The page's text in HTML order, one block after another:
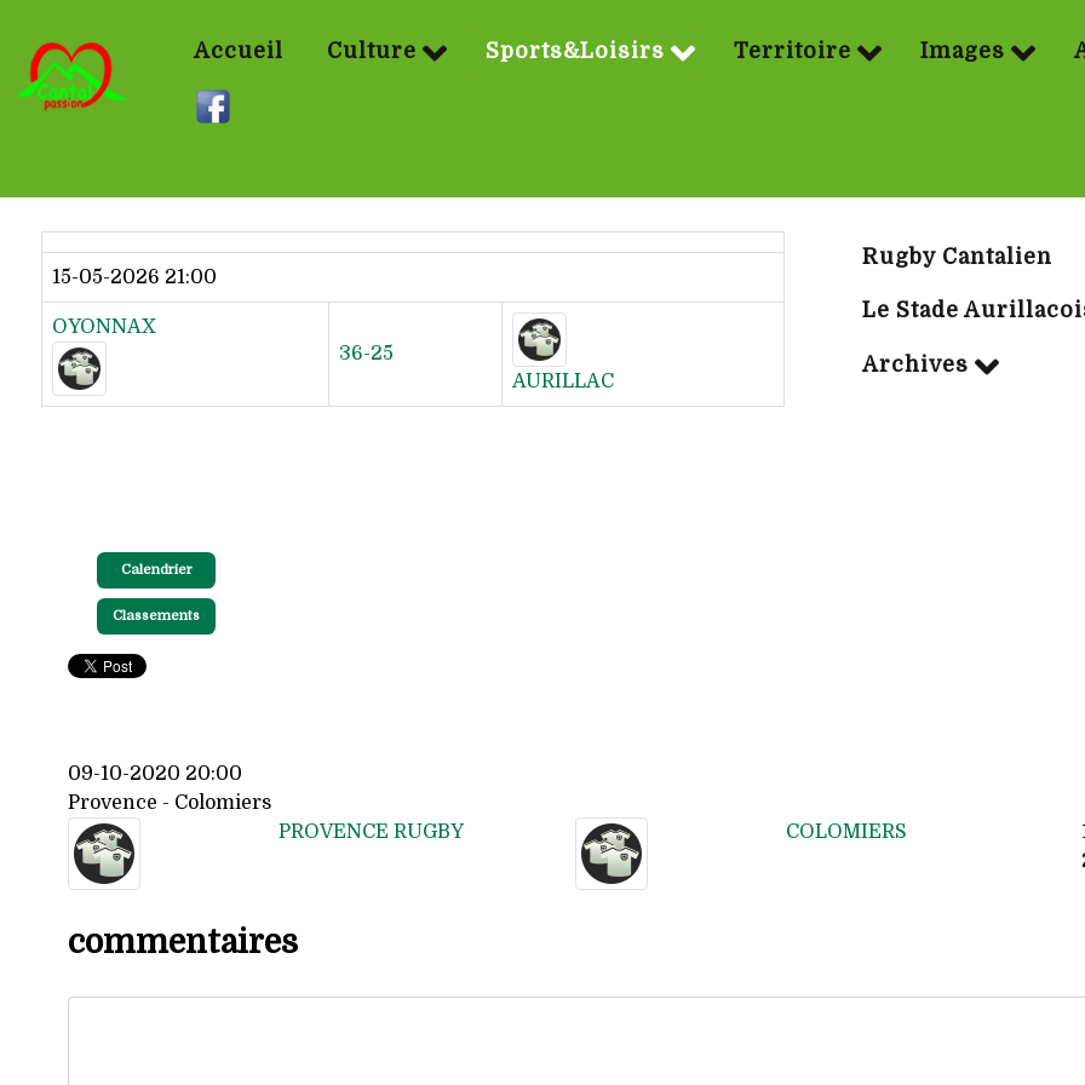
Accueil Culture Sports&Loisirs Territoire Images
15-05-2026 21:00
OYONNAX
36-25
AURILLAC
Rugby Cantalien
Le Stade
Archives
Calendrier
Classements
09-10-2020 20:00
Provence - Colomiers
PROVENCE RUGBY
COLOMIERS
commentaires